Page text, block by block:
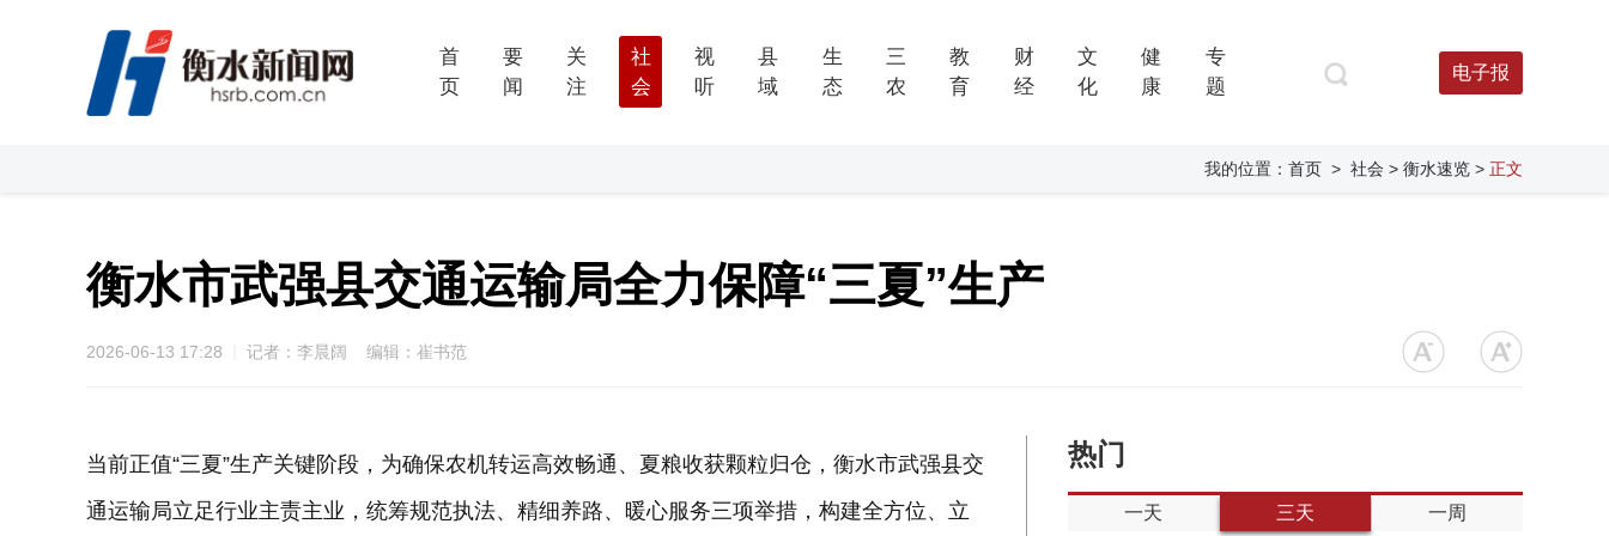
首
页
要
闻
关
注
社
会
视
听
县
域
生
态
三
农
教
育
财
经
文
化
健
康
专
题
电子报
我的位置： 首页 > 社会 > 衡水速览 > 正文
衡水市武强县交通运输局全力保障“三夏”生产
2026-06-13 17:28 记者：李晨阔 编辑：崔书范
当前正值“三夏”生产关键阶段，为确保农机转运高效畅通、夏粮收获颗粒归仓，衡水市武强县交
通运输局立足行业主责主业，统筹规范执法、精细养路、暖心服务三项举措，构建全方位、立
热门
一天 三天 一周